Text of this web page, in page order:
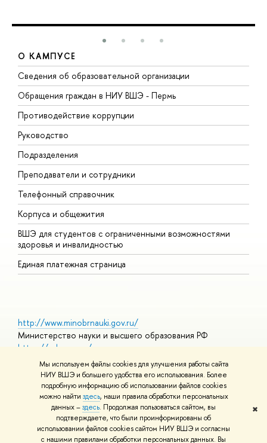
Мы используем файлы cookies для улучшения работы сайта
НИУ ВШЭ и большего удобства его использования. Более
подробную информацию об использовании файлов cookies
можно найти здесь, наши правила обработки персональных
данных –здесь. Продолжая пользоваться сайтом, вы
подтверждаете, что были проинформированы об
использовании файлов cookies сайтом НИУ ВШЭ и согласны
с нашими правилами обработки персональных данных. Вы
✖
О КАМПУСЕ
Сведения об образовательной организации
Обращения граждан в НИУ ВШЭ - Пермь
Противодействие коррупции
Руководство
Подразделения
Преподаватели и сотрудники
Телефонный справочник
Корпуса и общежития
ВШЭ для студентов с ограниченными возможностями
здоровья и инвалидностью
Единая платежная страница
http://www.minobrnauki.gov.ru/
Министерство науки и высшего образования РФ
https://edu.gov.ru/
Министерство просвещения РФ
https://elearning.hse.ru/mooc
Массовые открытые онлайн-курсы
© НИУ ВШЭ 1993–2026 Условия использования материалов
Адреса и контакты Карта сайта